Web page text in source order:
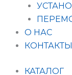
О НАС
КОНТАКТЫ
КАТАЛОГ